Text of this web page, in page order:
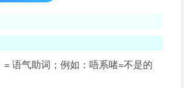
= 语气助词；例如：唔系啫=不是的